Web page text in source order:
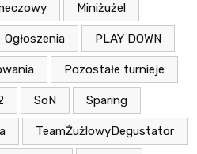
Miniżużel
Ogłoszenia PLAY DOWN
Pozostałe turnieje
SoN Sparing
TeamŻużlowyDegustator